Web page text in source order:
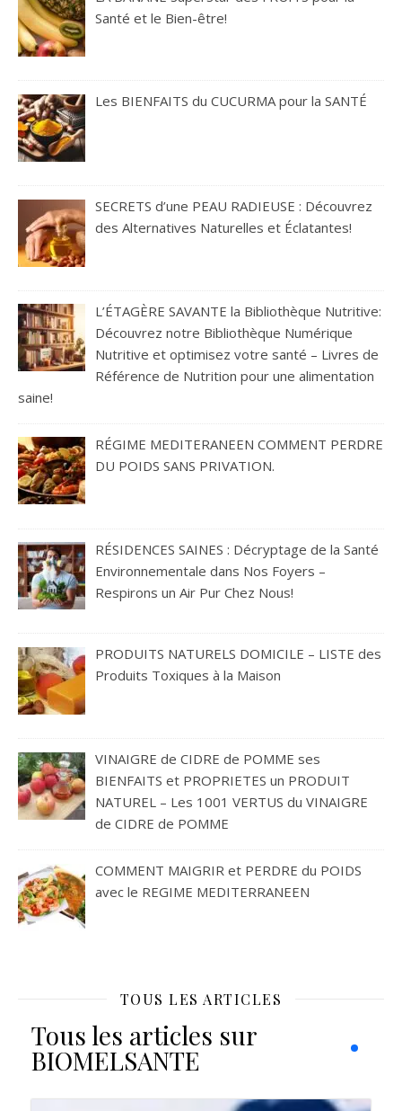
Santé et le Bien-être!
Les BIENFAITS du CUCURMA pour la SANTÉ
SECRETS d’une PEAU RADIEUSE : Découvrez
des Alternatives Naturelles et Éclatantes!
L’ÉTAGÈRE SAVANTE la Bibliothèque Nutritive:
Découvrez notre Bibliothèque Numérique
Nutritive et optimisez votre santé – Livres de
Référence de Nutrition pour une alimentation
saine!
RÉGIME MEDITERANEEN COMMENT PERDRE
DU POIDS SANS PRIVATION.
RÉSIDENCES SAINES : Décryptage de la Santé
Environnementale dans Nos Foyers –
Respirons un Air Pur Chez Nous!
PRODUITS NATURELS DOMICILE – LISTE des
Produits Toxiques à la Maison
VINAIGRE de CIDRE de POMME ses
BIENFAITS et PROPRIETES un PRODUIT
NATUREL – Les 1001 VERTUS du VINAIGRE
de CIDRE de POMME
COMMENT MAIGRIR et PERDRE du POIDS
avec le REGIME MEDITERRANEEN
TOUS LES ARTICLES
Tous les articles sur
BIOMELSANTE